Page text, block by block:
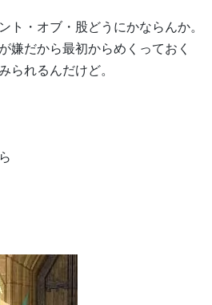
ト・オブ・股どうにかならんか。
嫌だから最初からめくっておく
られるんだけど。